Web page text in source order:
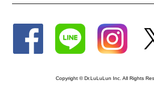
Copyright © Dr.LuLuLun Inc. All Rights